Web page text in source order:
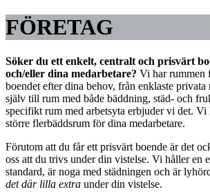
FÖRETAG
Söker du ett enkelt, centralt och prisvärt
och/eller dina medarbetare? Vi har rummen
boendet efter dina behov, från enklaste
själv till rum med både bäddning, städ- och
specifikt rum med arbetsyta erbjuder vi det. Vi
större flerbäddsrum för dina medarbetare.
Förutom att du får ett prisvärt boende är det
oss att du trivs under din vistelse. Vi håller en
standard, är noga med städningen och är
det där lilla extra under din vistelse.